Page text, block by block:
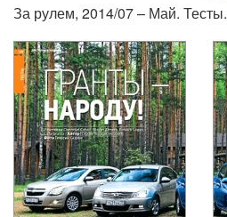
За рулем, 2014/07 – Май. Тесты.